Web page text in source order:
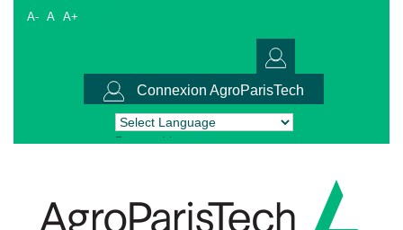
A- A A+
Connexion AgroParisTech
Powered by Translate